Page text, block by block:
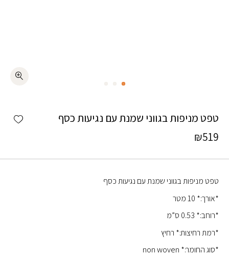
טפט מניפות בגווני שמנת עם נגיעות כסף
₪519
טפט מניפות בגווני שמנת עם נגיעות כסף
*אורך:* 10 מטר
*רוחב:* 0.53 ס”מ
*רמת רחיצות:* רחיץ
*סוג החומר:* non woven